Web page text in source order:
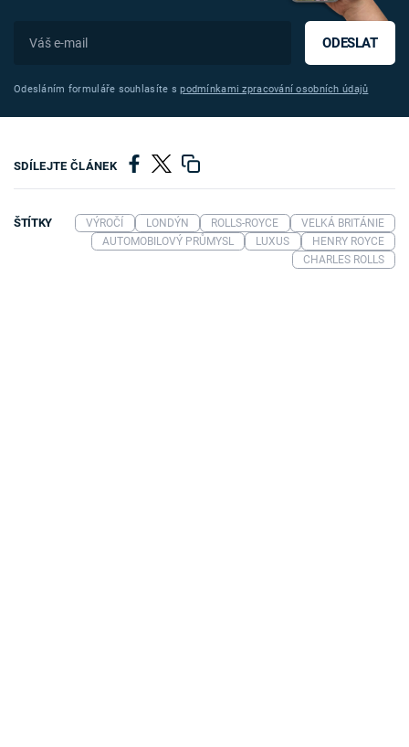
ODESLAT
Odesláním formuláře souhlasíte spodmínkami zpracování osobních údajů
SDÍLEJTE ČLÁNEK
ŠTÍTKY VÝROČÍ LONDÝN ROLLS-ROYCE
VELKÁ BRITÁNIE
AUTOMOBILOVÝ PRŮMYSL
LUXUS
HENRY ROYCE
CHARLES ROLLS